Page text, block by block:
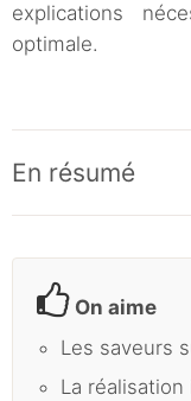
explications
optimale.
En résumé
On aime
Les saveurs
La réalisation